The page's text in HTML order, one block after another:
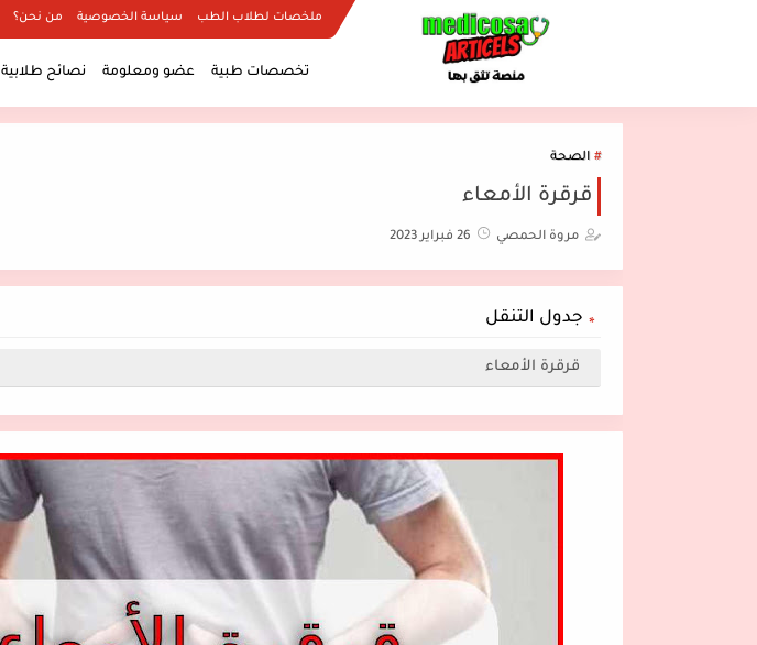
ملخصات لطلاب الطب سياسة الخصوصية من نحن؟
تخصصات طبية عضو ومعلومة نصائح طلابية
الصحة
قرقرة الأمعاء
مروة الحمصي 26 فبراير 2023
جدول التنقل
قرقرة الأمعاء